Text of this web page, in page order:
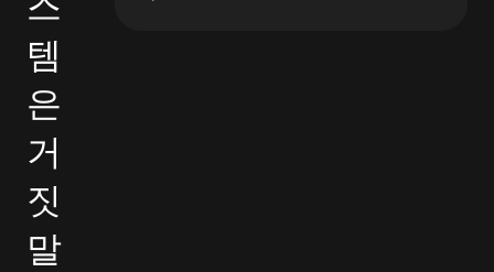
템
은
거
짓
말